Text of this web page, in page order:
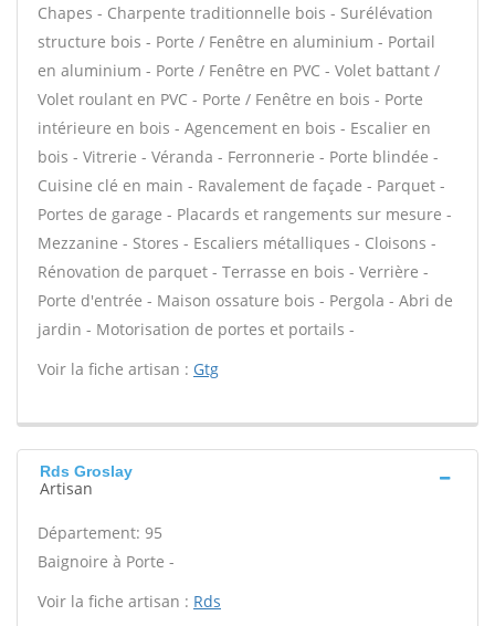
Chapes - Charpente traditionnelle bois - Surélévation
structure bois - Porte / Fenêtre en aluminium - Portail
en aluminium - Porte / Fenêtre en PVC - Volet battant /
Volet roulant en PVC - Porte / Fenêtre en bois - Porte
intérieure en bois - Agencement en bois - Escalier en
bois - Vitrerie - Véranda - Ferronnerie - Porte blindée -
Cuisine clé en main - Ravalement de façade - Parquet -
Portes de garage - Placards et rangements sur mesure -
Mezzanine - Stores - Escaliers métalliques - Cloisons -
Rénovation de parquet - Terrasse en bois - Verrière -
Porte d'entrée - Maison ossature bois - Pergola - Abri de
jardin - Motorisation de portes et portails -
Voir la fiche artisan : Gtg
Rds Groslay
Artisan
Département: 95
Baignoire à Porte -
Voir la fiche artisan : Rds